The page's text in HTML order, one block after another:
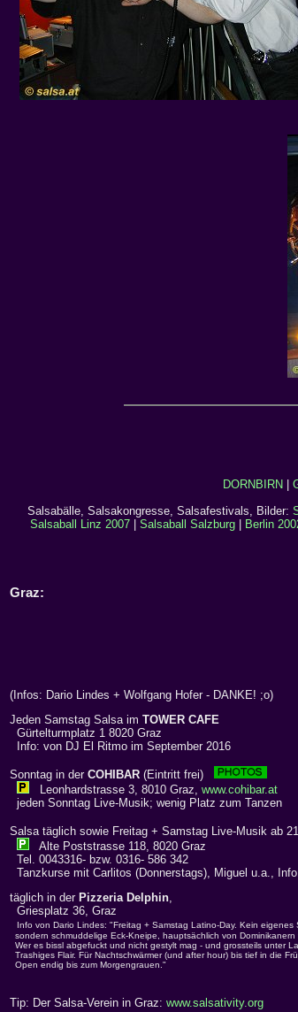
DORNBIRN
Salsabälle, Salsakongresse, Salsafestivals, Bilder:
Salsaball Linz 2007
Salsaball Salzburg Berlin
Graz:
(Infos: Dario Lindes + Wolfgang Hofer - DANKE! ;o)
Jeden Samstag Salsa im TOWER CAFE
Gürtelturmplatz 1 8020 Graz
Info: von DJ El Ritmo im September 2016
Sonntag in der COHIBAR (Eintritt frei)
Leonhardstrasse 3, 8010 Graz, www.cohibar.at
jeden Sonntag Live-Musik; wenig Platz zum Tanzen
Salsa täglich sowie Freitag + Samstag Live-Musik ab
Alte Poststrasse 118, 8020 Graz
Tel. 0043316- bzw. 0316- 586 342
Tanzkurse mit Carlitos (Donnerstags), Miguel u.a.,
täglich in der Pizzeria Delphin,
Griesplatz 36, Graz
Info von Dario Lindes: "Freitag + Samstag Latino-Day. Kein eigenes
sondern schmuddelige Eck-Kneipe, hauptsächlich von Dominikanern
Wer es bissl abgefuckt und nicht gestylt mag - und grossteils unter
Trashiges Flair. Für Nachtschwärmer (und after hour) bis tief in die
Open endig bis zum Morgengrauen."
Tip: Der Salsa-Verein in Graz: www.salsativity.org